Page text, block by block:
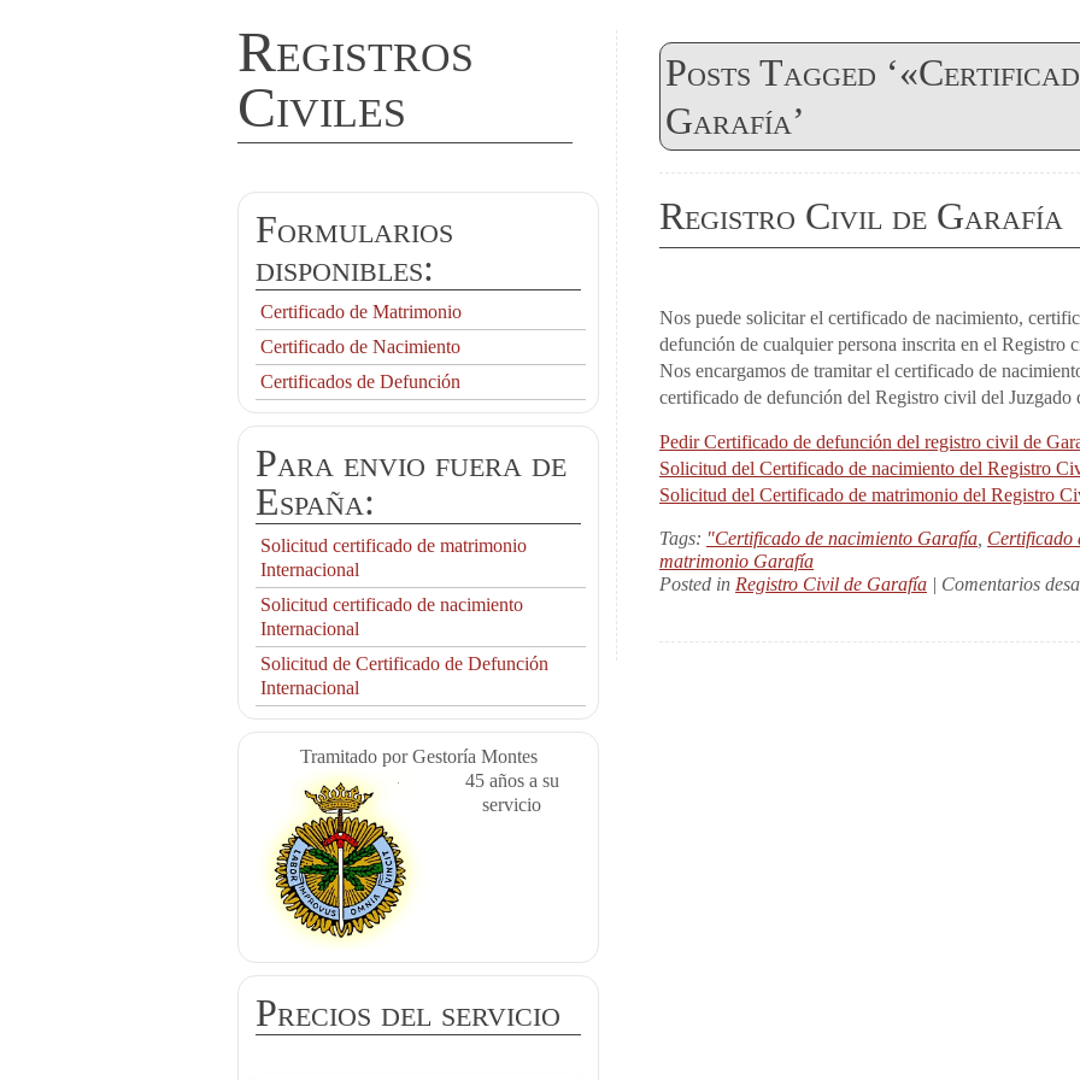
Registros
Civiles
Posts Tagged
Garafía’
Registro Civil de Garafía
Nos puede solicitar el certificado de nacimiento,
defunción de cualquier persona inscrita en el Registro
Nos encargamos de tramitar el certificado de
certificado de defunción del Registro civil del Juzgado
Pedir Certificado de defunción del registro civil de
Solicitud del Certificado de nacimiento del Registro
Solicitud del Certificado de matrimonio del Registro
Tags: "Certificado de nacimiento Garafía Certificado
matrimonio Garafía
Posted in Registro Civil de Garafía | Comentarios
Formularios
disponibles:
Certificado de Matrimonio
Certificado de Nacimiento
Certificados de Defunción
Para envio fuera de
España:
Solicitud certificado de matrimonio
Internacional
Solicitud certificado de nacimiento
Internacional
Solicitud de Certificado de Defunción
Internacional
Tramitado por Gestoría Montes
45 años a su
servicio
Precios del servicio